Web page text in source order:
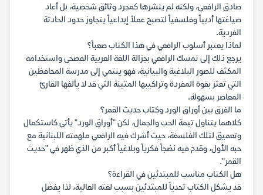
صادق الرافعي، ولكنه لم ينشرها كمجرد وثائق شخصية، بل أعاد
صياغتها أدبياً وفلسفياً لتصبح عملاً إبداعياً يتجاوز حدود الحادثة
الفردية.
لماذا يعتبر أسلوب الرافعي في هذا الكتاب صعباً؟
يرجع ذلك إلى تمسك الرافعي بجزالة اللغة العربية الفصحى واستخدامه
المكثف للصور البلاغية والبيانية، فهو ينتمي إلى مدرسة المحافظين
التي تعتز بقوة المفردة وتراكيبها المتينة التي قد لا يألفها القارئ
المعاصر بسهولة.
ما الفرق بين أوراق الورد وكتاب حديث القمر؟
كلاهما يتناول تيمة الحب والجمال، لكن "أوراق الورد" يأتي كاستكمال
وتعميق لتلك الفلسفة، حيث أشرك فيه الرافعي ملهمته اللبنانية مع
حبه الأول، وقدم فيه نضجاً فكرياً وبلاغياً أكبر من الذي ظهر في "حديث
القمر".
هل الكتاب مناسب للمبتدئين في القراءة؟
قد يشكل الكتاب تحدياً للمبتدئين بسبب لغته العالية، لذا يفضل